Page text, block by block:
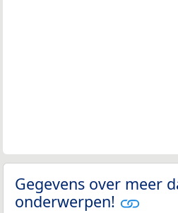
Gegevens over meer
onderwerpen!